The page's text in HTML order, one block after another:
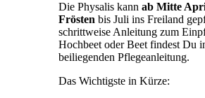
Die Physalis kann ab Mitte
Frösten bis Juli ins Freiland
schrittweise Anleitung zum
Hochbeet oder Beet findest Du
beiliegenden Pflegeanleitung.
Das Wichtigste in Kürze: